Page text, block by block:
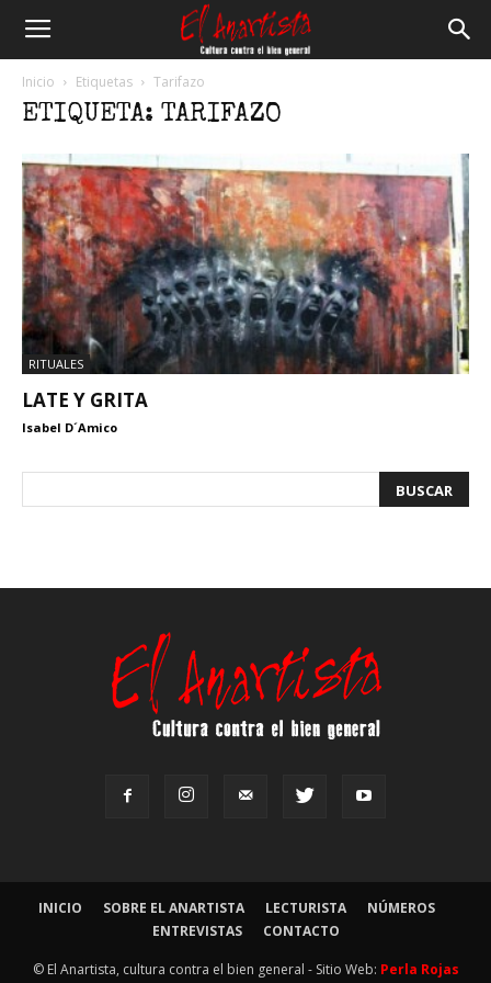
Inicio Etiquetas Tarifazo
ETIQUETA: TARIFAZO
RITUALES
LATE Y GRITA
Isabel D´Amico
INICIO SOBRE EL ANARTISTA LECTURISTA
NÚMEROS
ENTREVISTAS
CONTACTO
© El Anartista, cultura contra el bien general - Sitio Web: Perla Rojas